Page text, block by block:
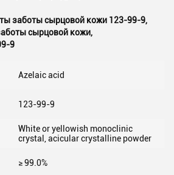
заботы сырцовой кожи 123-99-9,
сырцовой кожи,
9
Azelaic acid
123-99-9
White or yellowish monoclinic
crystal, acicular crystalline powder
≥ 99.0%